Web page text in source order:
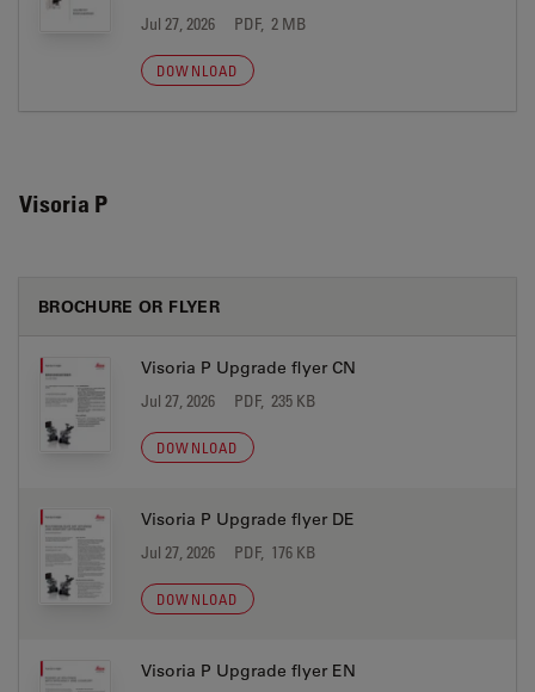
Jul 27, 2026 PDF, 2 MB
DOWNLOAD
Visoria P
BROCHURE OR FLYER
Visoria P Upgrade flyer CN
Jul 27, 2026 PDF, 235 KB
DOWNLOAD
Visoria P Upgrade flyer DE
Jul 27, 2026 PDF, 176 KB
DOWNLOAD
Visoria P Upgrade flyer EN